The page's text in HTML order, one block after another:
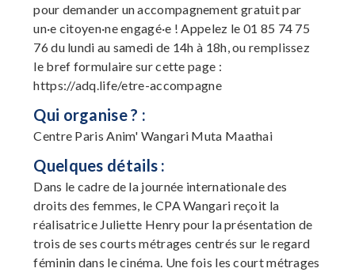
pour demander un accompagnement gratuit par
un·e citoyen·ne engagé·e ! Appelez le 01 85 74 75
76 du lundi au samedi de 14h à 18h, ou remplissez
le bref formulaire sur cette page :
https://adq.life/etre-accompagne
Qui organise ? :
Centre Paris Anim' Wangari Muta Maathai
Quelques détails :
Dans le cadre de la journée internationale des
droits des femmes, le CPA Wangari reçoit la
réalisatrice Juliette Henry pour la présentation de
trois de ses courts métrages centrés sur le regard
féminin dans le cinéma. Une fois les court métrages